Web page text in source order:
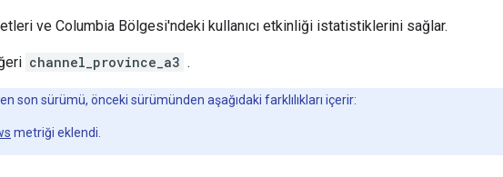
ve Columbia Bölgesi'ndeki kullanıcı etkinliği istatistiklerini sağlar.
channel_province_a3 .
son sürümü, önceki sürümünden aşağıdaki farklılıkları içerir:
metriği eklendi.